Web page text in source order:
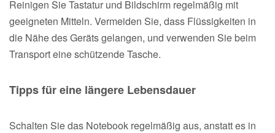
Reinigen Sie Tastatur und Bildschirm regelmäßig mit
geeigneten Mitteln. Vermeiden Sie, dass Flüssigkeiten in
die Nähe des Geräts gelangen, und verwenden Sie beim
Transport eine schützende Tasche.
Tipps für eine längere Lebensdauer
Schalten Sie das Notebook regelmäßig aus, anstatt es in